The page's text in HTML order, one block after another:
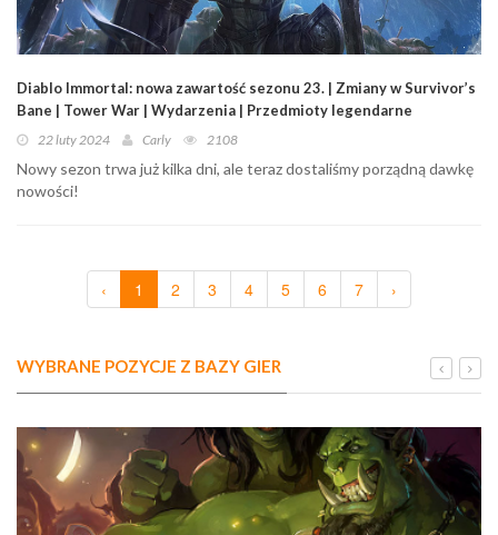
Diablo Immortal: nowa zawartość sezonu 23. | Zmiany w Survivor’s
Bane | Tower War | Wydarzenia | Przedmioty legendarne
22 luty 2024 Carly 2108
Nowy sezon trwa już kilka dni, ale teraz dostaliśmy porządną dawkę
nowości!
‹ 1 2 3 4 5 6 7 ›
WYBRANE POZYCJE Z BAZY GIER